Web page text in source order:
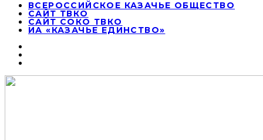
ВСЕРОССИЙСКОЕ КАЗАЧЬЕ ОБЩЕСТВО
САЙТ ТВКО
САЙТ СОКО ТВКО
ИА «КАЗАЧЬЕ ЕДИНСТВО»